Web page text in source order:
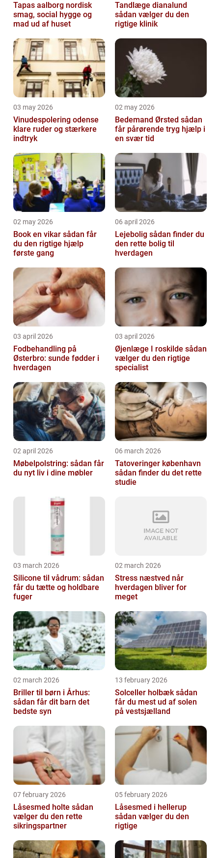
Tapas aalborg nordisk
smag, social hygge og
mad ud af huset
Tandlæge dianalund
sådan vælger du den
rigtige klinik
03 may 2026
Vinudespolering odense
klare ruder og stærkere
indtryk
02 may 2026
Bedemand Ørsted sådan
får pårørende tryg hjælp i
en svær tid
02 may 2026
Book en vikar sådan får
du den rigtige hjælp
første gang
06 april 2026
Lejebolig sådan finder du
den rette bolig til
hverdagen
03 april 2026
Fodbehandling på
Østerbro: sunde fødder i
hverdagen
03 april 2026
Øjenlæge I roskilde sådan
vælger du den rigtige
specialist
02 april 2026
Møbelpolstring: sådan får
du nyt liv i dine møbler
06 march 2026
Tatoveringer københavn
sådan finder du det rette
studie
03 march 2026
Silicone til vådrum: sådan
får du tætte og holdbare
fuger
02 march 2026
Stress næstved når
hverdagen bliver for
meget
02 march 2026
Briller til børn i Århus:
sådan får dit barn det
bedste syn
13 february 2026
Solceller holbæk sådan
får du mest ud af solen
på vestsjælland
07 february 2026
Låsesmed holte sådan
vælger du den rette
sikringspartner
05 february 2026
Låsesmed i hellerup
sådan vælger du den
rigtige